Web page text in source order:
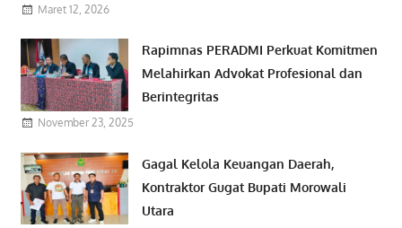
Maret 12, 2026
Rapimnas PERADMI Perkuat Komitmen
Melahirkan Advokat Profesional dan
Berintegritas
November 23, 2025
Gagal Kelola Keuangan Daerah,
Kontraktor Gugat Bupati Morowali
Utara